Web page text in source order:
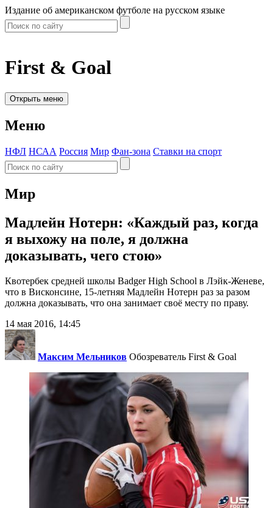
Издание об американском футболе на русском языке
First & Goal
Открыть меню
Меню
НФЛ НСАА Россия Мир Фан-зона Ставки на спорт
Мир
Мадлейн Нотерн: «Каждый раз, когда
я выхожу на поле, я должна
доказывать, чего стою»
Квотербек средней школы Badger High School в Лэйк-Женеве,
что в Висконсине, 15-летняя Мадлейн Нотерн раз за разом
должна доказывать, что она занимает своё месту по праву.
14 мая 2016, 14:45
Максим Мельников Обозреватель First & Goal